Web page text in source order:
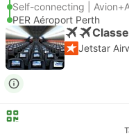
Self-connecting |
PER Aéroport Perth
Jetstar